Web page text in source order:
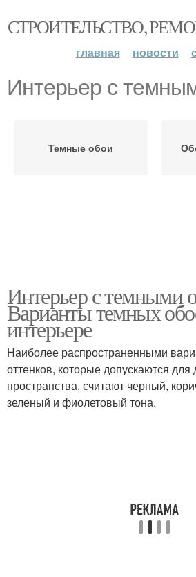
СТРОИТЕЛЬСТВО,
главная новости
Интерьер с
Темные обои
Интерьер с темными
Варианты темных
интерьере
Наиболее распространенными
оттенков, которые допускаются
пространства, считают черный,
зеленый и фиолетовый тона.